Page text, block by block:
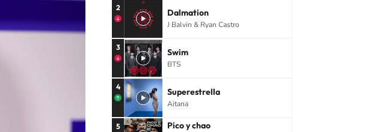
2 Dalmation
J Balvin & Ryan Castro
3 Swim
BTS
4 Superestrella
Aitana
5 Pico y chao